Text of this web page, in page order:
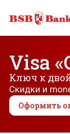
Visa
Ключ к
Скидки и
Оформить